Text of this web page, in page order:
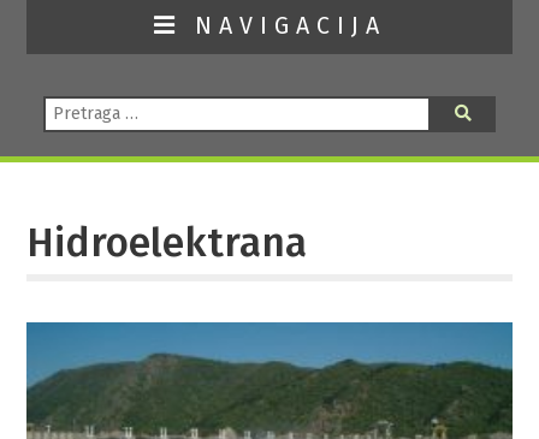
NAVIGACIJA
Pretraga:
Hidroelektrana